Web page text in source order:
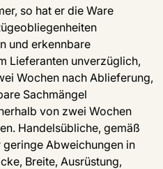
so hat er die Ware
und erkennbare
Lieferanten unverzüglich,
Wochen nach Ablieferung,
Sachmängel
von zwei Wochen
Handelsübliche, gemäß
Abweichungen in
Breite, Ausrüstung,